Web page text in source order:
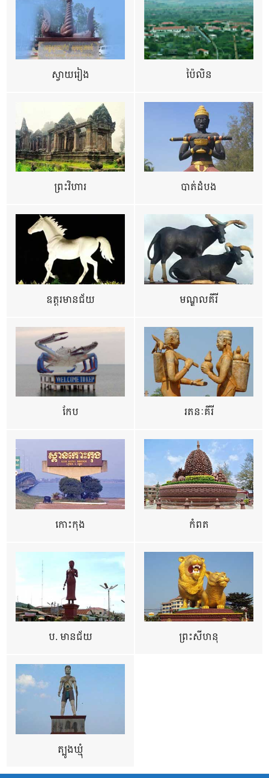
ស្វាយរៀង ប៉ៃលិន
ព្រះវិហារ បាត់ដំបង
ឧត្ដរមានជ័យ មណ្ឌលគីរី
កែប រតនៈគីរី
កោះកុង កំពត
ប. មានជ័យ ព្រះសីហនុ
ត្បូងឃ្មុំ